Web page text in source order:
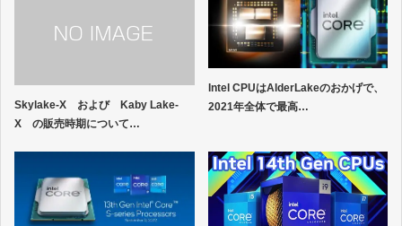
Skylake-X および Kaby Lake-
X の販売時期について…
Intel CPUはAlderLakeのおかげで、
2021年全体で最高…